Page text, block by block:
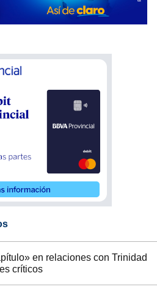
en relaciones con Trinidad
críticos